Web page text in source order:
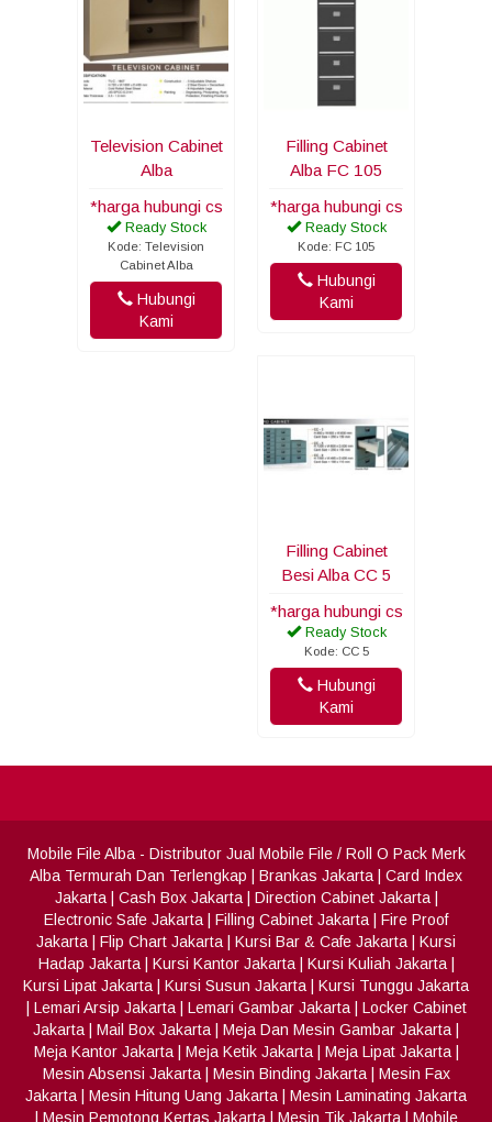
Television Cabinet
Alba
*harga hubungi cs
Ready Stock
Kode: Television
Cabinet Alba
Hubungi
Kami
Filling Cabinet
Alba FC 105
*harga hubungi cs
Ready Stock
Kode: FC 105
Hubungi
Kami
Filling Cabinet
Besi Alba CC 5
*harga hubungi cs
Ready Stock
Kode: CC 5
Hubungi
Kami
Mobile File Alba- Distributor Jual Mobile File / Roll O Pack Merk
Alba Termurah Dan Terlengkap
Brankas Jakarta| Card Index
Jakarta| Cash Box Jakarta| Direction Cabinet Jakarta|
Electronic Safe Jakarta| Filling Cabinet Jakarta| Fire Proof
Jakarta| Flip Chart Jakarta| Kursi Bar & Cafe Jakarta| Kursi
Hadap Jakarta| Kursi Kantor Jakarta| Kursi Kuliah Jakarta|
Kursi Lipat Jakarta| Kursi Susun Jakarta| Kursi Tunggu Jakarta
Lemari Arsip Jakarta| Lemari Gambar Jakarta| Locker Cabinet
Jakarta| Mail Box Jakarta| Meja Dan Mesin Gambar Jakarta|
Meja Kantor Jakarta| Meja Ketik Jakarta| Meja Lipat Jakarta|
Mesin Absensi Jakarta| Mesin Binding Jakarta| Mesin Fax
Jakarta| Mesin Hitung Uang Jakarta| Mesin Laminating Jakarta
Mesin Pemotong Kertas Jakarta| Mesin Tik Jakarta| Mobile